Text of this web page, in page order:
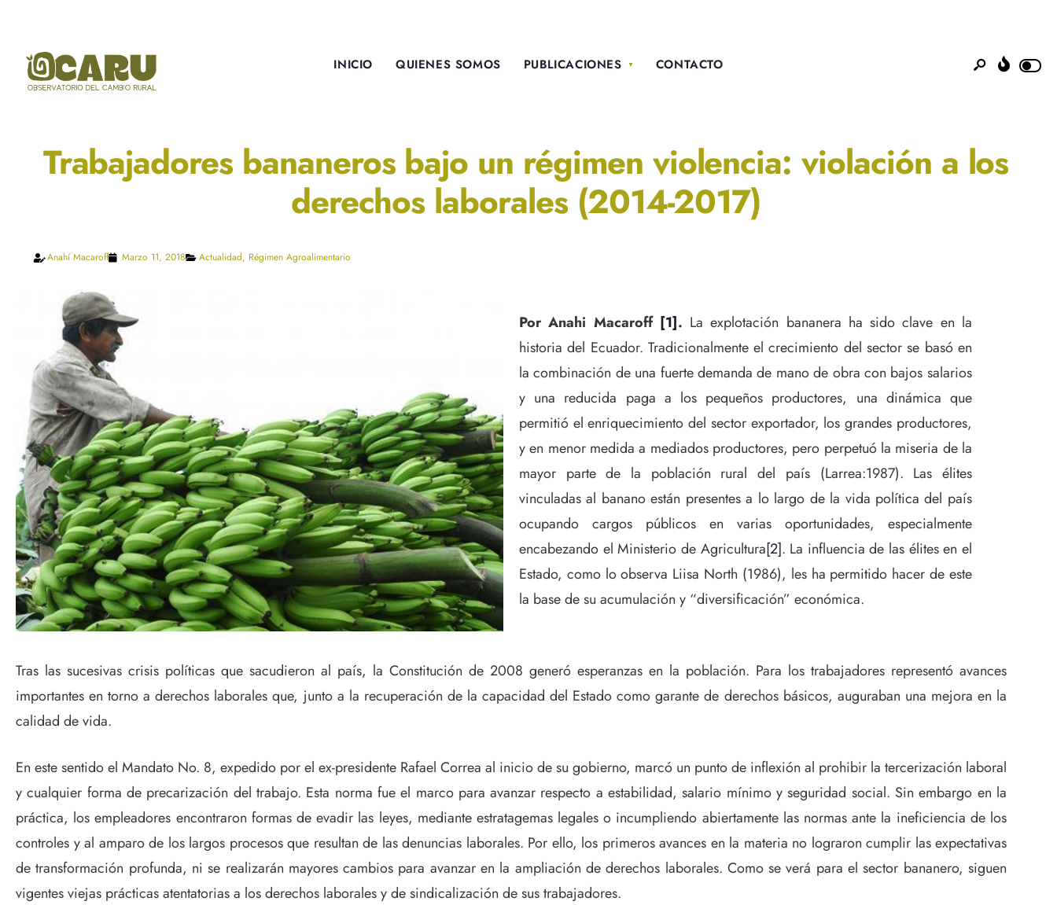
INICIO QUIENES SOMOS PUBLICACIONES CONTACTO
Trabajadores bananeros bajo un régimen violencia: violación a los
derechos laborales (2014-2017)
Anahí Macaroff Marzo 11, 2018 Actualidad, Régimen Agroalimentario
Por Anahi Macaroff [1]. La explotación bananera ha sido clave en la
historia del Ecuador. Tradicionalmente el crecimiento del sector se basó en
la combinación de una fuerte demanda de mano de obra con bajos salarios
y una reducida paga a los pequeños productores, una dinámica que
permitió el enriquecimiento del sector exportador, los grandes productores,
y en menor medida a mediados productores, pero perpetuó la miseria de la
mayor parte de la población rural del país (Larrea:1987). Las élites
vinculadas al banano están presentes a lo largo de la vida política del país
ocupando cargos públicos en varias oportunidades, especialmente
encabezando el Ministerio de Agricultura[2]. La influencia de las élites en el
Estado, como lo observa Liisa North (1986), les ha permitido hacer de este
la base de su acumulación y “diversificación” económica.
Tras las sucesivas crisis políticas que sacudieron al país, la Constitución de 2008 generó esperanzas en la población. Para los trabajadores representó avances
importantes en torno a derechos laborales que, junto a la recuperación de la capacidad del Estado como garante de derechos básicos, auguraban una mejora en la
calidad de vida.
En este sentido el Mandato No. 8, expedido por el ex-presidente Rafael Correa al inicio de su gobierno, marcó un punto de inflexión al prohibir la tercerización laboral
y cualquier forma de precarización del trabajo. Esta norma fue el marco para avanzar respecto a estabilidad, salario mínimo y seguridad social. Sin embargo en la
práctica, los empleadores encontraron formas de evadir las leyes, mediante estratagemas legales o incumpliendo abiertamente las normas ante la ineficiencia de los
controles y al amparo de los largos procesos que resultan de las denuncias laborales. Por ello, los primeros avances en la materia no lograron cumplir las expectativas
de transformación profunda, ni se realizarán mayores cambios para avanzar en la ampliación de derechos laborales. Como se verá para el sector bananero, siguen
vigentes viejas prácticas atentatorias a los derechos laborales y de sindicalización de sus trabajadores.